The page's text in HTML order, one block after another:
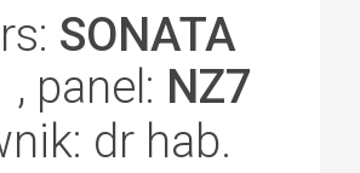
SONATA
, panel: NZ7
dr hab.